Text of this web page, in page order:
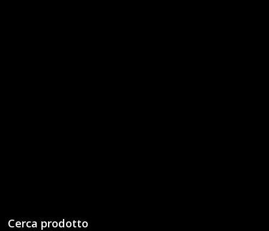
Cerca prodotto